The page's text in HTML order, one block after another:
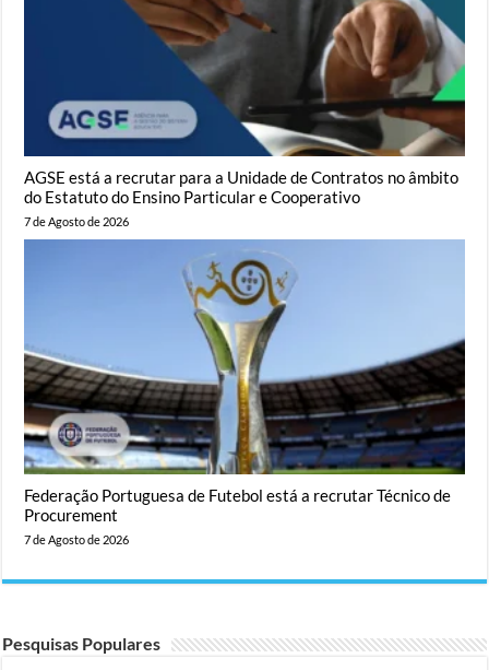
AGSE está a recrutar para a Unidade de Contratos no âmbito
do Estatuto do Ensino Particular e Cooperativo
7 de Agosto de 2026
Federação Portuguesa de Futebol está a recrutar Técnico de
Procurement
7 de Agosto de 2026
Pesquisas Populares